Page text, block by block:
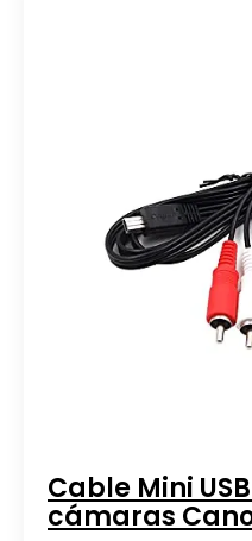
Cable Mini
cámaras